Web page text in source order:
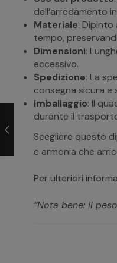
dell’arredamento
Materiale:
tempo,
Dimensioni:
eccessivo.
Spedizione: La
consegna sicura e
Imballaggio: Il
durante il
Scegliere questo
e armonia che
Per ulteriori
“Nota bene: il